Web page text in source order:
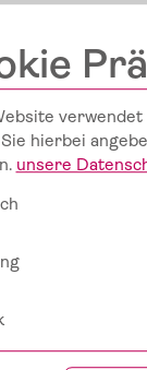
+
hierbei
unsere